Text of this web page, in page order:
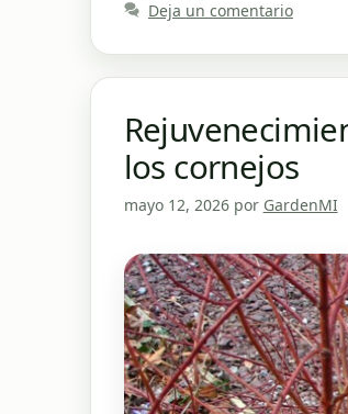
Deja un comentario
los cornejos
mayo 12, 2026 por GardenMI